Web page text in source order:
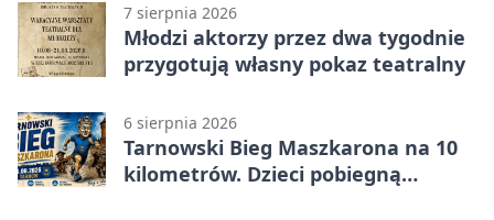
7 sierpnia 2026
Młodzi aktorzy przez dwa tygodnie
przygotują własny pokaz teatralny
6 sierpnia 2026
Tarnowski Bieg Maszkarona na 10
kilometrów. Dzieci pobiegną